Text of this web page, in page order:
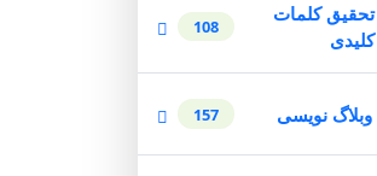
تحقیق کلمات
کلیدی
108
وبلاگ نویسی 157